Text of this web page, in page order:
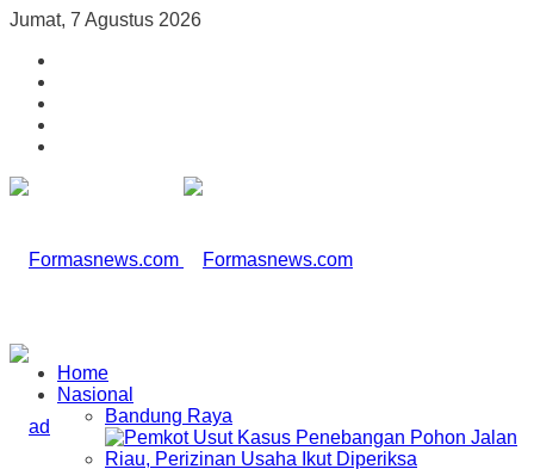
Jumat, 7 Agustus 2026
Home
Nasional
Bandung Raya